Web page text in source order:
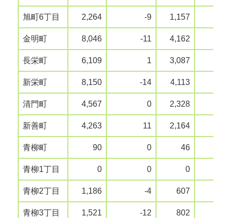
旭町6丁目 2,264 -9 1,157
金明町 8,046 -11 4,162
長栄町 6,109 1 3,087
新栄町 8,150 -14 4,113
清門町 4,567 0 2,328
新善町 4,263 11 2,164
青柳町 90 0 46
青柳1丁目 0 0 0
青柳2丁目 1,186 -4 607
青柳3丁目 1,521 -12 802